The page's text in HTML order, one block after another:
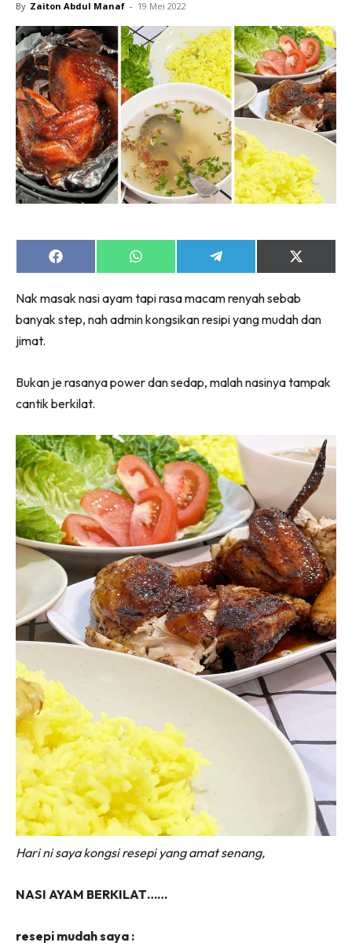
By Zaiton Abdul Manaf - 19 Mei 2022
Share
on
Share
on
Share
on
Share
on
(Twitter)
Nak masak nasi ayam tapi rasa macam renyah sebab
banyak step, nah admin kongsikan resipi yang mudah dan
jimat.
Bukan je rasanya power dan sedap, malah nasinya tampak
cantik berkilat.
Hari ni saya kongsi resepi yang amat senang,
NASI AYAM BERKILAT……
resepi mudah saya :